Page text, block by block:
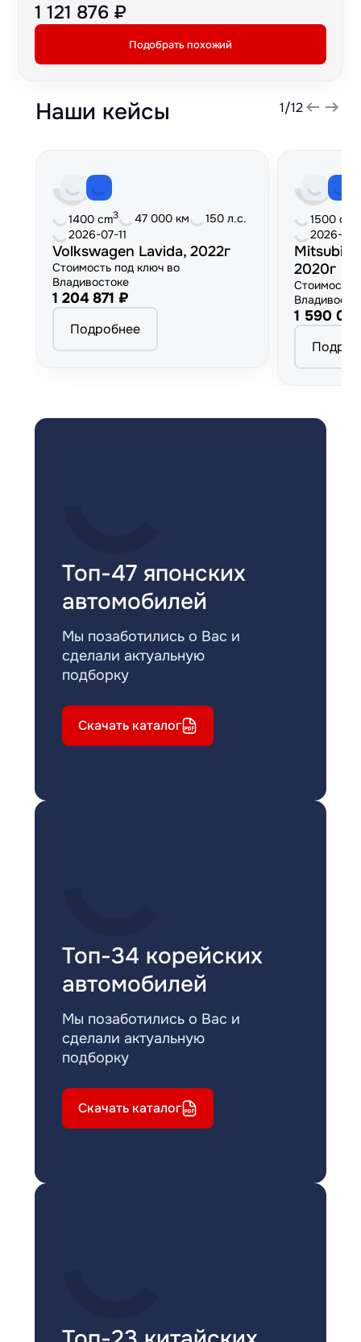
1 121 876 ₽
Подобрать похожий
Наши кейсы 1/12
1400 cm3 47 000 км
150 л.с.
2026-07-11
Volkswagen Lavida, 2022г
Стоимость под ключ во
Владивостоке
1 204 871 ₽
Подробнее
1500 cm
2026-
2020г
Стоимость
1 590
Топ-47 японских
автомобилей
Мы позаботились о Вас и
сделали актуальную
подборку
Скачать каталог
Топ-34 корейских
автомобилей
Мы позаботились о Вас и
сделали актуальную
подборку
Скачать каталог